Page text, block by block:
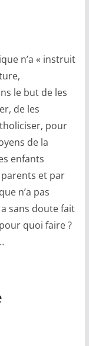
n’a « instruit
le but de les
de les
pour
de la
enfants
et par
n’a pas
sans doute fait
quoi faire ?